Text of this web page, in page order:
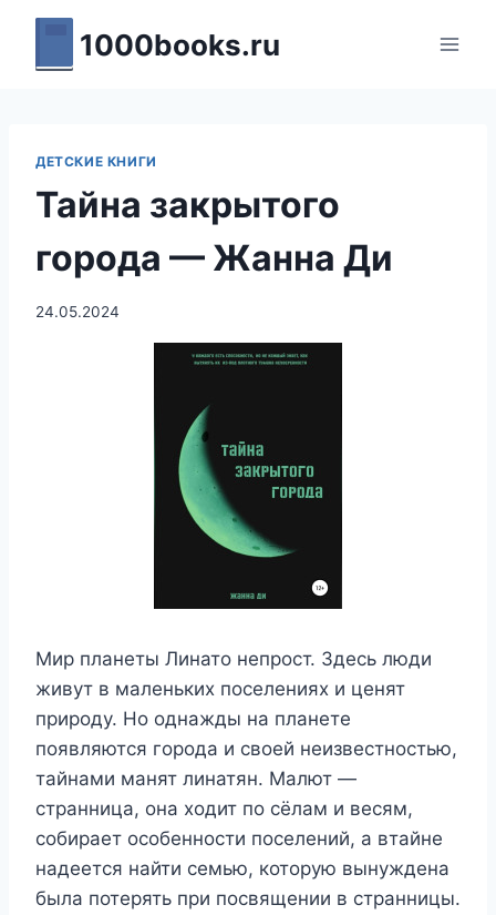
Перейти
содержимому
1000books.ru
ДЕТСКИЕ КНИГИ
Тайна закрытого
города — Жанна Ди
24.05.2024
Мир планеты Линато непрост. Здесь люди
живут в маленьких поселениях и ценят
природу. Но однажды на планете
появляются города и своей неизвестностью,
тайнами манят линатян. Малют —
странница, она ходит по сёлам и весям,
собирает особенности поселений, а втайне
надеется найти семью, которую вынуждена
была потерять при посвящении в странницы.